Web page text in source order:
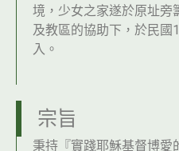
境，少女之家遂於原址旁
及教區的協助下，於民國
入。
宗旨
秉持『實踐耶穌基督博愛